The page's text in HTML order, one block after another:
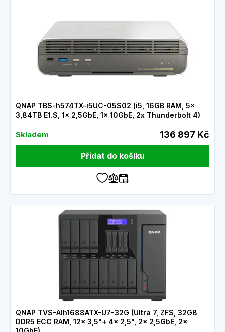
QNAP TBS-h574TX-i5UC-05S02 (i5, 16GB RAM, 5x
3,84TB E1.S, 1x 2,5GbE, 1x 10GbE, 2x Thunderbolt 4)
Skladem 136 897 Kč
Přidat do košíku
QNAP TVS-AIh1688ATX-U7-32G (Ultra 7, ZFS, 32GB
DDR5 ECC RAM, 12x 3,5"+ 4x 2,5", 2x 2,5GbE, 2x